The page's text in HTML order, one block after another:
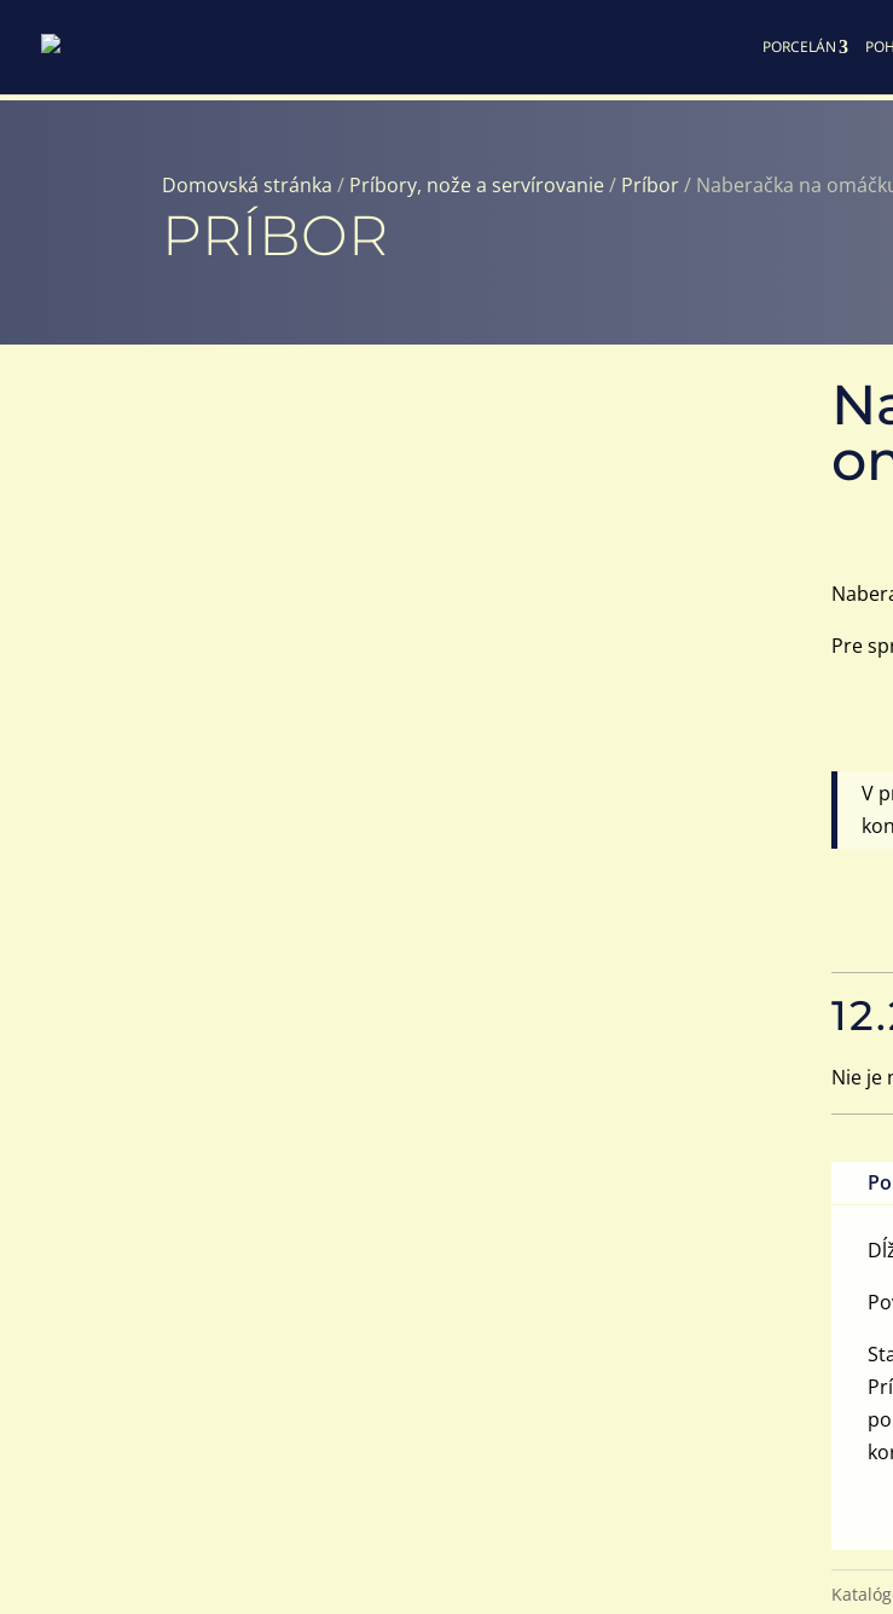
PORCELÁN
Domovská stránka / Príbory, nože a servírovanie / Príbor/ Naberačka na
PRÍBOR
Pre
V
Nie je